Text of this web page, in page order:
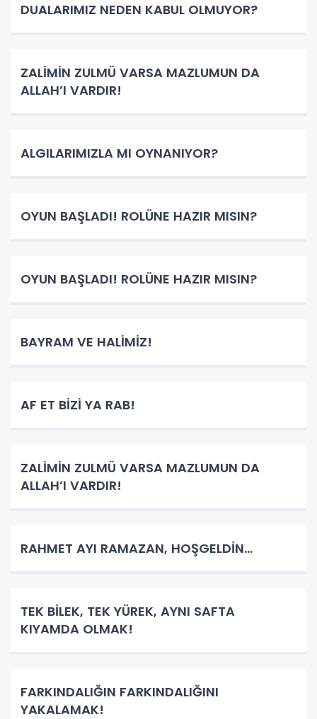
DUALARIMIZ NEDEN KABUL OLMUYOR?
ZALİMİN ZULMÜ VARSA MAZLUMUN DA
ALLAH’I VARDIR!
ALGILARIMIZLA MI OYNANIYOR?
OYUN BAŞLADI! ROLÜNE HAZIR MISIN?
OYUN BAŞLADI! ROLÜNE HAZIR MISIN?
BAYRAM VE HALİMİZ!
AF ET BİZİ YA RAB!
ZALİMİN ZULMÜ VARSA MAZLUMUN DA
ALLAH’I VARDIR!
RAHMET AYI RAMAZAN, HOŞGELDİN...
TEK BİLEK, TEK YÜREK, AYNI SAFTA
KIYAMDA OLMAK!
FARKINDALIĞIN FARKINDALIĞINI
YAKALAMAK!